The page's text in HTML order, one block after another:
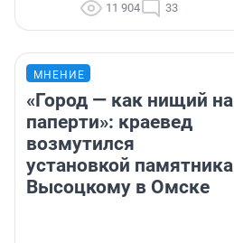
11 904 33
МНЕНИЕ
«Город — как нищий на
паперти»: краевед
возмутился
установкой памятника
Высоцкому в Омске